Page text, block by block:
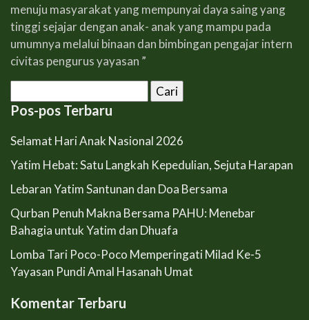
menuju masyarakat yang mempunyai daya saing yang
tinggi sejajar dengan anak- anak yang mampu pada
umumnya melalui binaan dan bimbingan pengajar intern
civitas pengurus yayasan ”
untuk:
Pos-pos Terbaru
Selamat Hari Anak Nasional 2026
Yatim Hebat: Satu Langkah Kepedulian, Sejuta Harapan
Lebaran Yatim Santunan dan Doa Bersama
Qurban Penuh Makna Bersama PAHU: Menebar
Bahagia untuk Yatim dan Dhuafa
Lomba Tari Poco-Poco Memperingati Milad Ke-5
Yayasan Pundi Amal Hasanah Umat
Komentar Terbaru